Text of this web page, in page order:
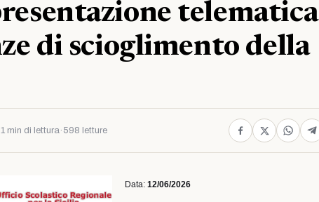
telematica
di scioglimento della
1 min di lettura· 598 letture
Data: 12/06/2026